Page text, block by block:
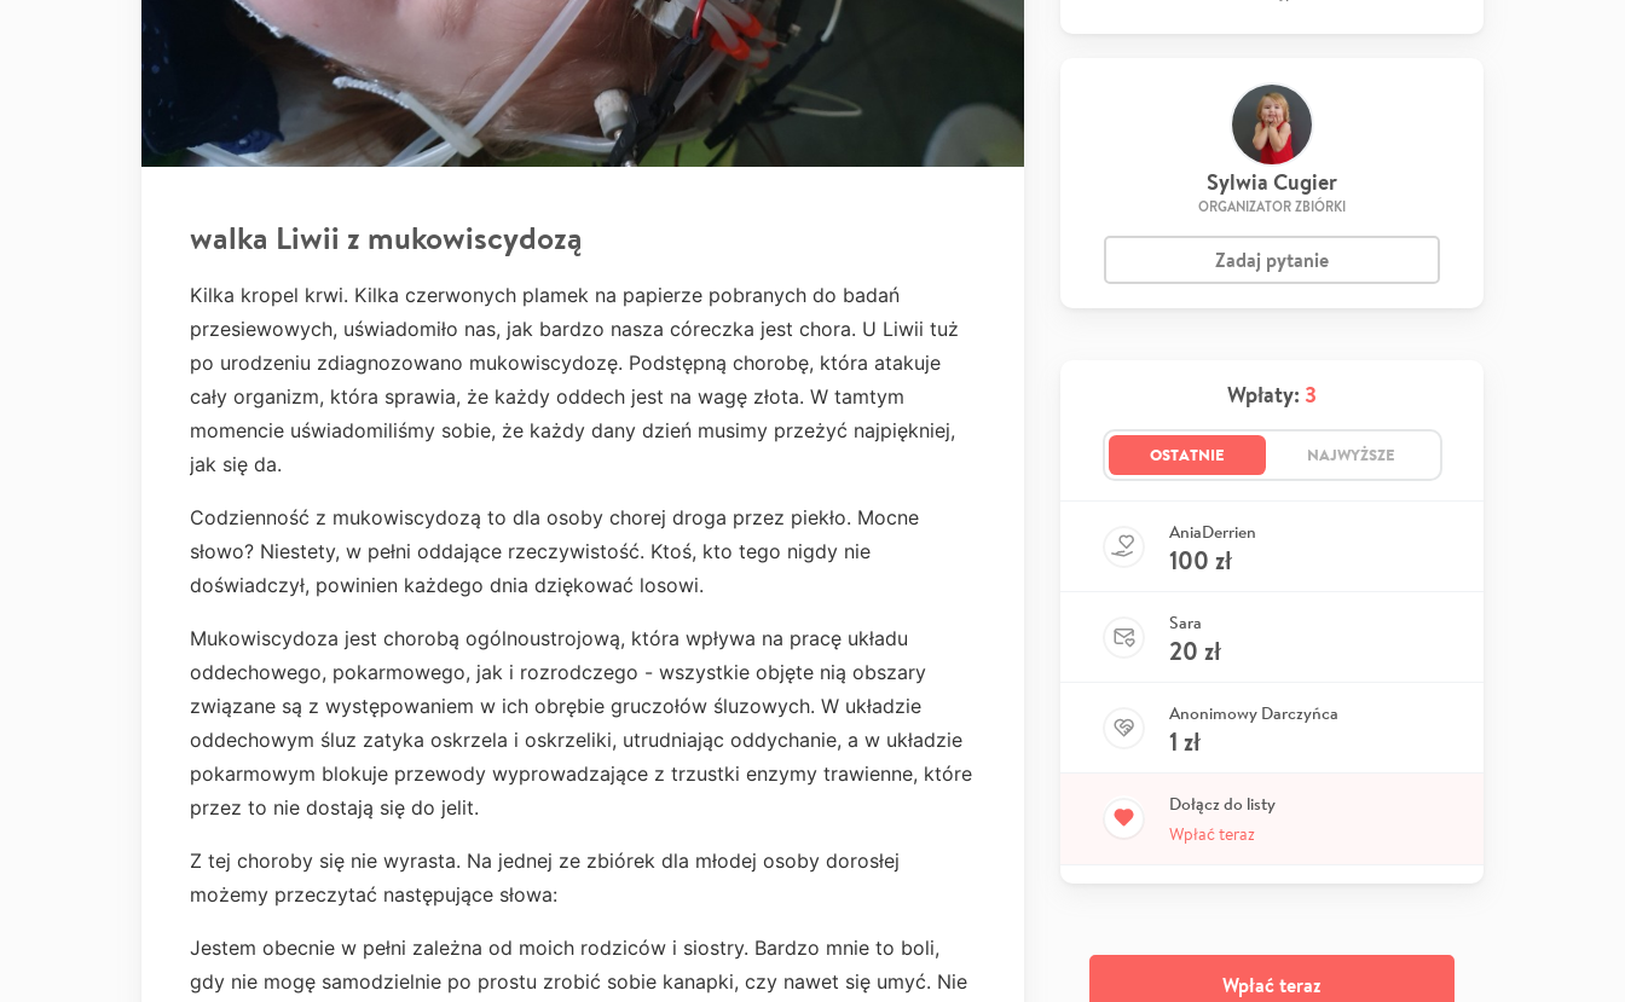
walka Liwii z mukowiscydozą
Kilka kropel krwi. Kilka czerwonych plamek na papierze pobranych do badań
przesiewowych, uświadomiło nas, jak bardzo nasza córeczka jest chora. U Liwii tuż
po urodzeniu zdiagnozowano mukowiscydozę. Podstępną chorobę, która atakuje
cały organizm, która sprawia, że każdy oddech jest na wagę złota. W tamtym
momencie uświadomiliśmy sobie, że każdy dany dzień musimy przeżyć najpiękniej,
jak się da.
Codzienność z mukowiscydozą to dla osoby chorej droga przez piekło. Mocne
słowo? Niestety, w pełni oddające rzeczywistość. Ktoś, kto tego nigdy nie
doświadczył, powinien każdego dnia dziękować losowi.
Mukowiscydoza jest chorobą ogólnoustrojową, która wpływa na pracę układu
oddechowego, pokarmowego, jak i rozrodczego - wszystkie objęte nią obszary
związane są z występowaniem w ich obrębie gruczołów śluzowych. W układzie
oddechowym śluz zatyka oskrzela i oskrzeliki, utrudniając oddychanie, a w układzie
pokarmowym blokuje przewody wyprowadzające z trzustki enzymy trawienne, które
przez to nie dostają się do jelit.
Z tej choroby się nie wyrasta. Na jednej ze zbiórek dla młodej osoby dorosłej
możemy przeczytać następujące słowa:
Jestem obecnie w pełni zależna od moich rodziców i siostry. Bardzo mnie to boli,
gdy nie mogę samodzielnie po prostu zrobić sobie kanapki, czy nawet się umyć. Nie
Sylwia Cugier
ORGANIZATOR ZBIÓRKI
Zadaj pytanie
Wpłaty: 3
OSTATNIE NAJWYŻSZE
AniaDerrien
100 zł
Sara
20 zł
Anonimowy Darczyńca
1 zł
Dołącz do listy
Wpłać teraz
Wpłać teraz